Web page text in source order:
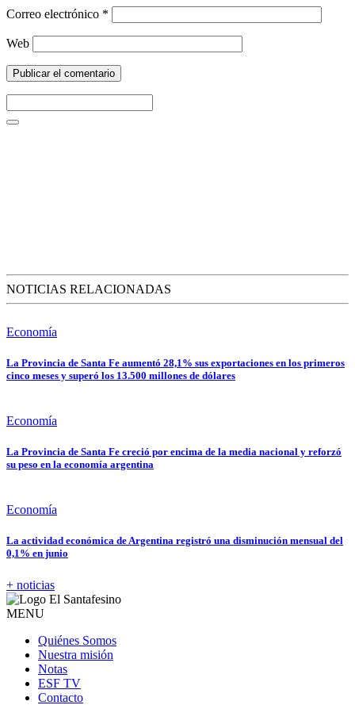
Correo electrónico *
Web
NOTICIAS RELACIONADAS
Economía
La Provincia de Santa Fe aumentó 28,1% sus exportaciones en los primeros
cinco meses y superó los 13.500 millones de dólares
Economía
La Provincia de Santa Fe creció por encima de la media nacional y reforzó
su peso en la economía argentina
Economía
La actividad económica de Argentina registró una disminución mensual del
0,1% en junio
+ noticias
MENU
Quiénes Somos
Nuestra misión
Notas
ESF TV
Contacto